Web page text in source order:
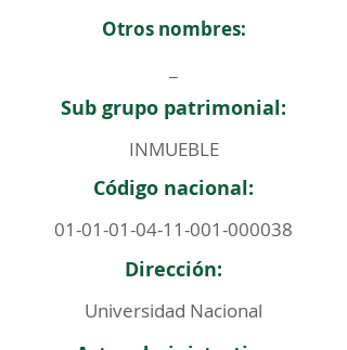
Otros nombres:
Sub grupo patrimonial:
INMUEBLE
Código nacional:
01-01-01-04-11-001-000038
Dirección:
Universidad Nacional